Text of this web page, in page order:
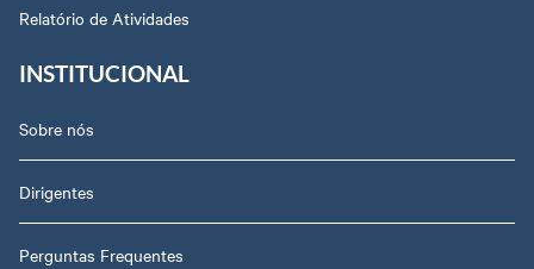
Relatório de Atividades
INSTITUCIONAL
Sobre nós
Dirigentes
Perguntas Frequentes